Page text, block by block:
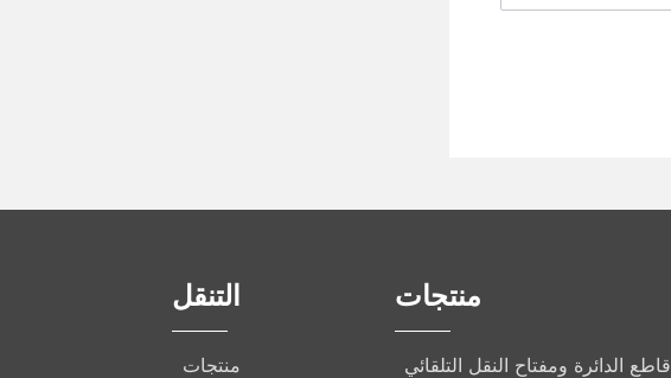
التنقل
منتجات
منتجات
قاطع الدائرة ومفتاح النقل التلقائي